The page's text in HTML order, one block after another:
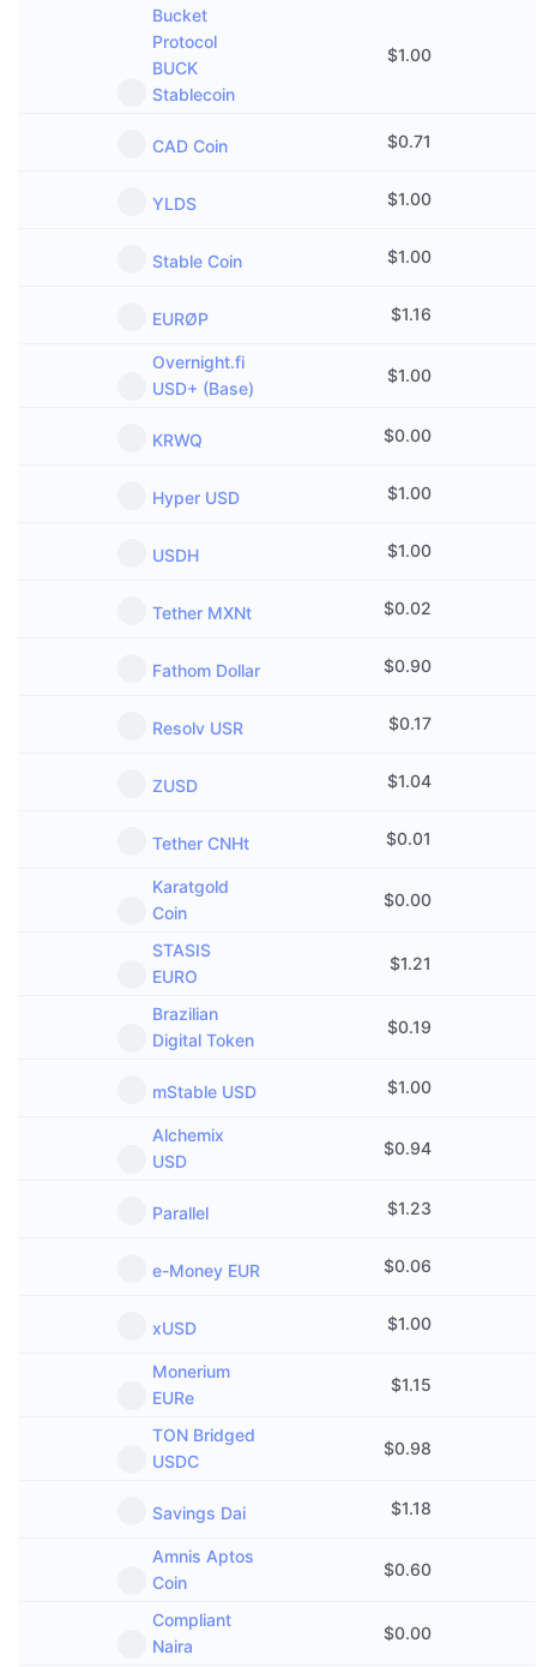
Bucket
Protocol
BUCK
Stablecoin
$1.00
CAD Coin $0.71
YLDS $1.00
Stable Coin $1.00
EURØP $1.16
Overnight.fi
USD+ (Base)
$1.00
KRWQ $0.00
Hyper USD $1.00
USDH $1.00
Tether MXNt $0.02
Fathom Dollar $0.90
Resolv USR $0.17
ZUSD $1.04
Tether CNHt $0.01
Karatgold
Coin
$0.00
STASIS
EURO
$1.21
Brazilian
Digital Token
$0.19
mStable USD $1.00
Alchemix
USD
$0.94
Parallel $1.23
e-Money EUR $0.06
xUSD $1.00
Monerium
EURe
$1.15
TON Bridged
USDC
$0.98
Savings Dai $1.18
Amnis Aptos
Coin
$0.60
Compliant
Naira
$0.00